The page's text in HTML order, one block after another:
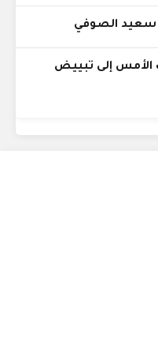
سعيد الصوفي
الأمس إلى تبييض